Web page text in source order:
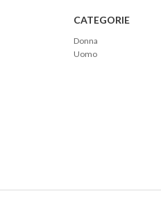
CATEGORIE
Donna
Uomo